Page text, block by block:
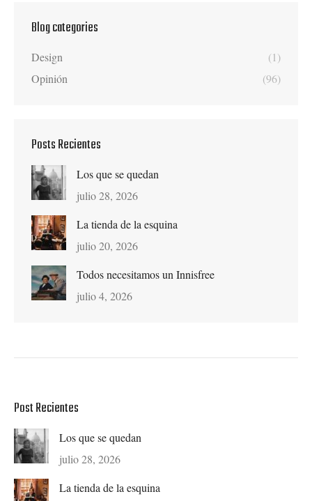
Blog categories
Design
(1)
Opinión
(96)
Posts Recientes
Los que se quedan
julio 28, 2026
La tienda de la esquina
julio 20, 2026
Todos necesitamos un Innisfree
julio 4, 2026
Post Recientes
Los que se quedan
julio 28, 2026
La tienda de la esquina